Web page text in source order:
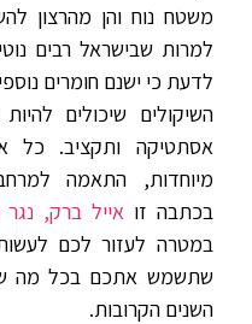
משטח נוח והן מהרצון
למרות שבישראל רבים
לדעת כי ישנם חומרים
השיקולים שיכולים
אסתטיקה ותקציב. כל
מיוחדות, התאמה
בכתבה זו אייל ברק,
במטרה לעזור לכם
שתשמש אתכם בכל מה
השנים הקרובות.